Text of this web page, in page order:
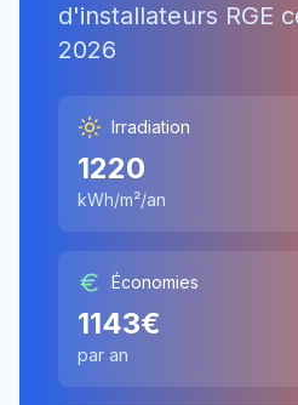
d'installateurs RGE
2026
Irradiation
1220
kWh/m²/an
Économies
1143€
par an